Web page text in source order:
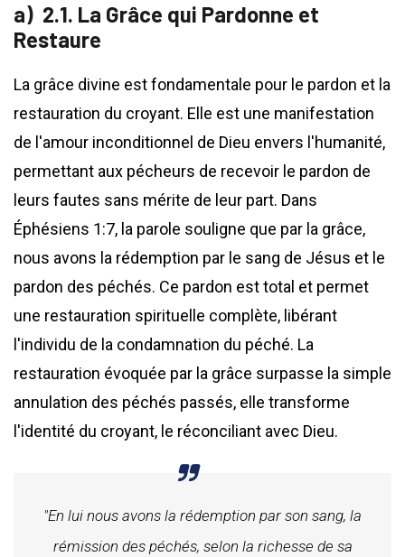
2.1. La Grâce qui Pardonne et
Restaure
La grâce divine est fondamentale pour le pardon et la
restauration du croyant. Elle est une manifestation
de l'amour inconditionnel de Dieu envers l'humanité,
permettant aux pécheurs de recevoir le pardon de
leurs fautes sans mérite de leur part. Dans
Éphésiens 1:7, la parole souligne que par la grâce,
nous avons la rédemption par le sang de Jésus et le
pardon des péchés. Ce pardon est total et permet
une restauration spirituelle complète, libérant
l'individu de la condamnation du péché. La
restauration évoquée par la grâce surpasse la simple
annulation des péchés passés, elle transforme
l'identité du croyant, le réconciliant avec Dieu.
"En lui nous avons la rédemption par son sang, la
rémission des péchés, selon la richesse de sa